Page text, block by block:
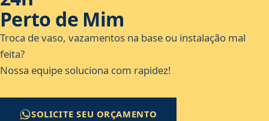
Perto de Mim
Troca de vaso, vazamentos na base ou instalação mal
feita?
Nossa equipe soluciona com rapidez!
SOLICITE SEU ORÇAMENTO